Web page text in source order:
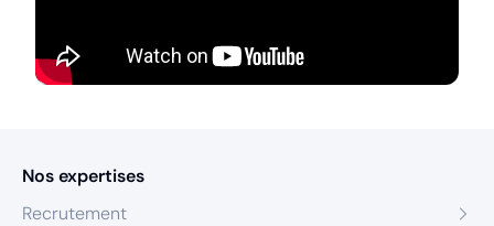
Nos expertises
Recrutement